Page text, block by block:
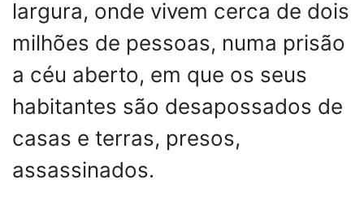
largura, onde vivem cerca de dois
milhões de pessoas, numa prisão
a céu aberto, em que os seus
habitantes são desapossados de
casas e terras, presos,
assassinados.